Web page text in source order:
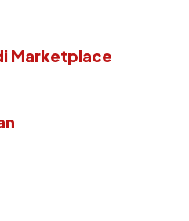
Marketplace